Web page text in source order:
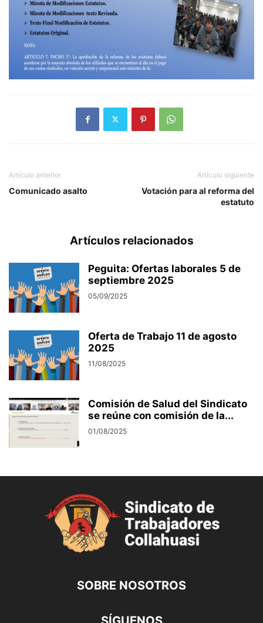
Artículo anterior
Comunicado asalto
Artículo siguiente
Votación para al reforma del
estatuto
Artículos relacionados
Peguita: Ofertas laborales 5 de
septiembre 2025
05/09/2025
Oferta de Trabajo 11 de agosto
2025
11/08/2025
Comisión de Salud del Sindicato
se reúne con comisión de la...
01/08/2025
SOBRE NOSOTROS